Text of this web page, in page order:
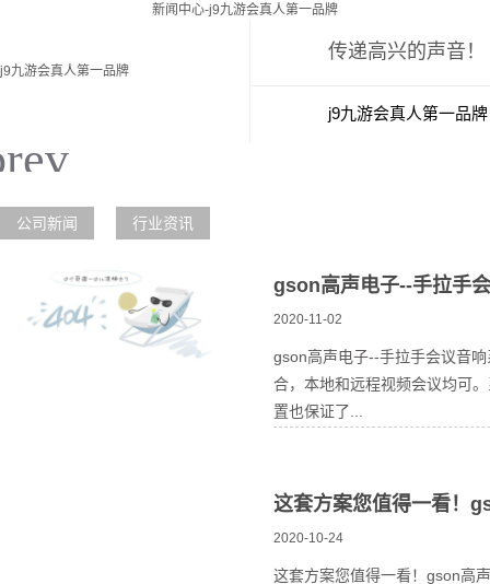
新闻中心-j9九游会真人第一品牌
j9九游会真人第一品牌
传递高兴的声音！
j9九游会真人第一品牌
公司新闻 行业资讯
gson高声电子--手拉手
2020-11-02
gson高声电子--手拉手会议音
合，本地和远程视频会议均可
置也保证了...
这套方案您值得一看！
2020-10-24
这套方案您值得一看！gson高